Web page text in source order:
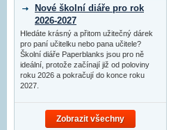
Nové školní diáře pro rok
2026-2027
Hledáte krásný a přitom užitečný dárek
pro paní učitelku nebo pana učitele?
Školní diáře Paperblanks jsou pro ně
ideální, protože začínají již od poloviny
roku 2026 a pokračují do konce roku
2027.
Zobrazit všechny